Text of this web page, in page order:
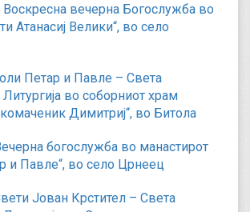
Воскресна вечерна Богослужба во
Атанасиј Велики“, во село
Петар и Павле – Света
Литургија во соборниот храм
Димитриј“, во Битола
богослужба во манастирот
и Павле“, во село Црнеец
Јован Крстител – Света